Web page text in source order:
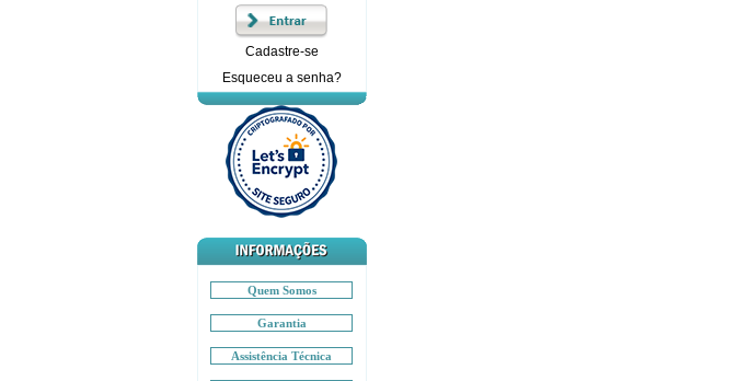
Cadastre-se
Esqueceu a senha?
Quem Somos
Garantia
Assistência Técnica